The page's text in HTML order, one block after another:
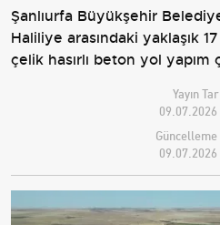
Şanlıurfa Büyükşehir
Haliliye arasındaki yaklaşık
çelik hasırlı beton yol yapım
Yayın
09.07.2026
09.07.2026